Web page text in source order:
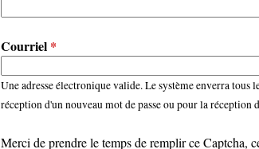
Courriel *
Une adresse électronique valide. Le système enverra tous
réception d'un nouveau mot de passe ou pour la réception
Merci de prendre le temps de remplir ce Captcha,